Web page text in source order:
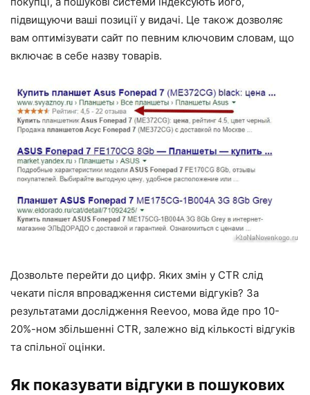
підвищуючи ваші позиції у видачі. Це також дозволяє
вам оптимізувати сайт по певним ключовим словам, що
включає в себе назву товарів.
Дозвольте перейти до цифр. Яких змін у CTR слід
чекати після впровадження системи відгуків? За
результатами дослідження Reevoo, мова йде про 10-
20%-ном збільшенні CTR, залежно від кількості відгуків
та спільної оцінки.
Як показувати відгуки в пошукових